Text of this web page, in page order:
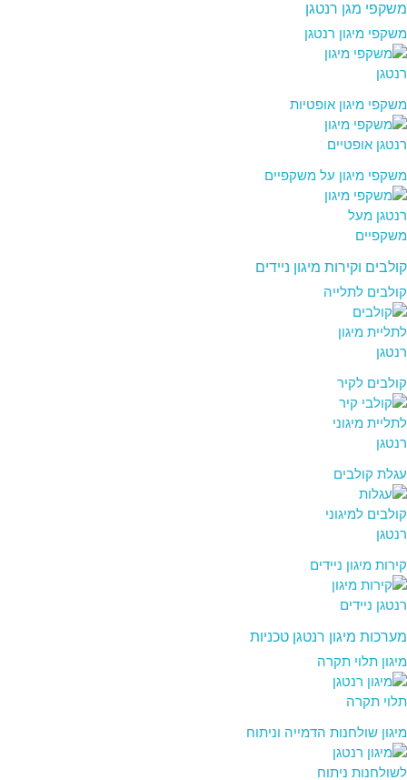
משקפי מגן רנטגן
משקפי מיגון רנטגן
משקפי מיגון אופטיות
משקפי מיגון על משקפיים
קולבים וקירות מיגון ניידים
קולבים לתלייה
קולבים לקיר
עגלת קולבים
קירות מיגון ניידים
מערכות מיגון רנטגן טכניות
מיגון תלוי תקרה
מיגון שולחנות הדמייה וניתוח